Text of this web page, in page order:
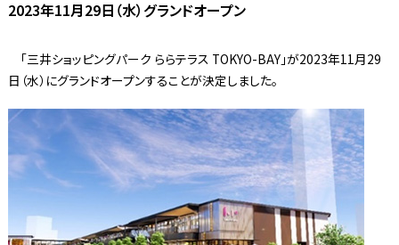
2023年11月29日（水）グランドオープン
「三井ショッピングパーク ららテラス TOKYO-BAY」が2023年11月29
日（水）にグランドオープンすることが決定しました。